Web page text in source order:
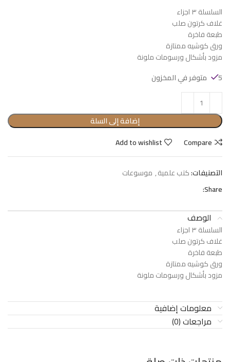
السلسلة ٣ اجزاء
غلاف كرتون صلب
طبعة فاخرة
ورق كوشيه ممتازة
مزود بأشكال ورسومات ملونة
5 متوفر في المخزون
إضافة إلى السلة
Compare
Add to wishlist
التصنيفات:كتب علمية, موسوعات
Share:
الوصف
السلسلة ٣ اجزاء
غلاف كرتون صلب
طبعة فاخرة
ورق كوشيه ممتازة
مزود بأشكال ورسومات ملونة
معلومات إضافية
مراجعات (0)